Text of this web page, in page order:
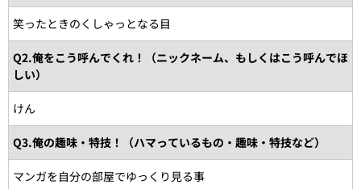
笑ったときのくしゃっとなる目
Q2.俺をこう呼んでくれ！（ニックネーム、もしくはこう呼んでほ
しい）
けん
Q3.俺の趣味・特技！（ハマっているもの・趣味・特技など）
マンガを自分の部屋でゆっくり見る事